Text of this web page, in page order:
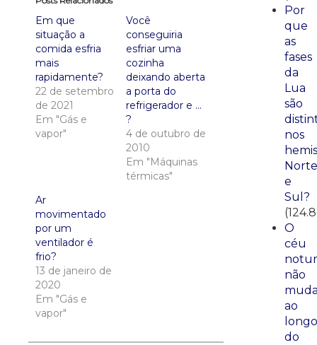
Em que
situação a
comida esfria
mais
rapidamente?
22 de setembro
de 2021
Em "Gás e
vapor"
Você
conseguiria
esfriar uma
cozinha
deixando aberta
a porta do
refrigerador e …
?
4 de outubro de
2010
Em "Máquinas
térmicas"
Ar
movimentado
por um
ventilador é
frio?
13 de janeiro de
2020
Em "Gás e
vapor"
Por
que
as
fases
da
Lua
são
nos
Norte
e
Sul?
O
céu
não
ao
longo
do